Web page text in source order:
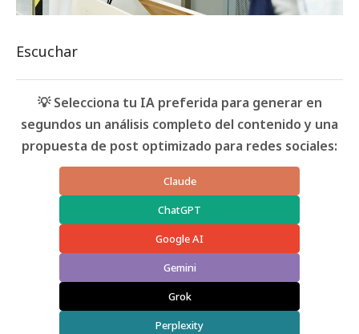
Escuchar
💡 Selecciona tu IA preferida para generar en
segundos un análisis completo del contenido y una
propuesta de post optimizado para redes sociales:
Claude
ChatGPT
Google AI
Gemini
Grok
Perplexity